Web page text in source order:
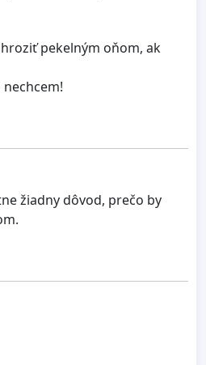
pekelným oňom, ak
žiadny dôvod, prečo by